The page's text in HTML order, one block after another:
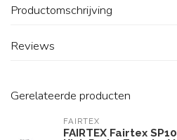
Productomschrijving
Reviews
Gerelateerde producten
FAIRTEX
FAIRTEX Fairtex